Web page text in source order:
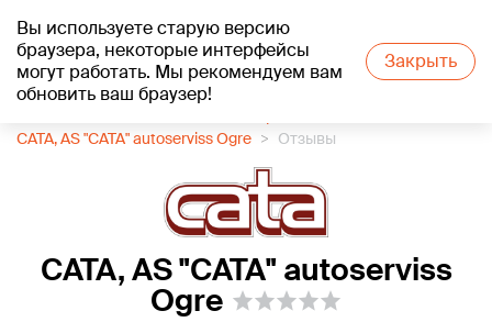
Вы используете старую версию
браузера, некоторые интерфейсы
могут работать. Мы рекомендуем вам
обновить ваш браузер!
Закрыть
+21°C
CATA, AS "CATA" autoserviss Ogre
Отзывы
CATA, AS "CATA" autoserviss
Ogre